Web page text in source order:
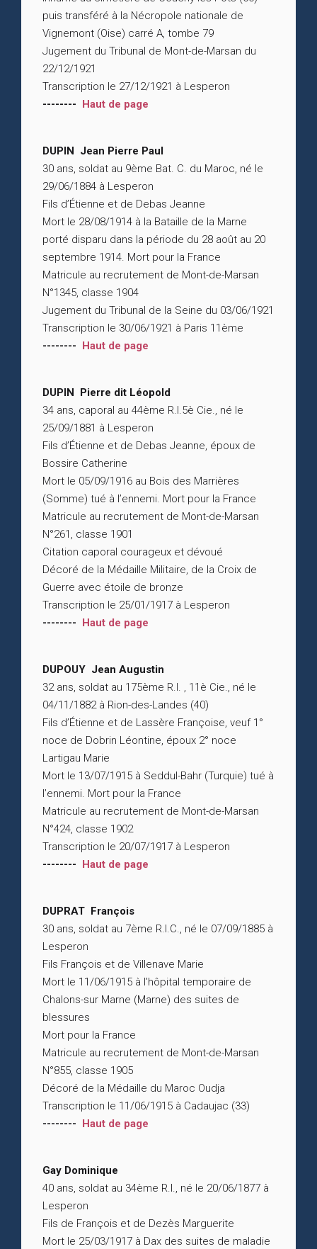
puis transféré à la Nécropole nationale de
Vignemont (Oise) carré A, tombe 79
Jugement du Tribunal de Mont-de-Marsan du
22/12/1921
Transcription le 27/12/1921 à Lesperon
-------- Haut de page
DUPIN Jean Pierre Paul
30 ans, soldat au 9ème Bat. C. du Maroc, né le
29/06/1884 à Lesperon
Fils d’Étienne et de Debas Jeanne
Mort le 28/08/1914 à la Bataille de la Marne
porté disparu dans la période du 28 août au 20
septembre 1914. Mort pour la France
Matricule au recrutement de Mont-de-Marsan
N°1345, classe 1904
Jugement du Tribunal de la Seine du 03/06/1921
Transcription le 30/06/1921 à Paris 11ème
-------- Haut de page
DUPIN Pierre dit Léopold
34 ans, caporal au 44ème R.I.5è Cie., né le
25/09/1881 à Lesperon
Fils d’Étienne et de Debas Jeanne, époux de
Bossire Catherine
Mort le 05/09/1916 au Bois des Marrières
(Somme) tué à l’ennemi. Mort pour la France
Matricule au recrutement de Mont-de-Marsan
N°261, classe 1901
Citation caporal courageux et dévoué
Décoré de la Médaille Militaire, de la Croix de
Guerre avec étoile de bronze
Transcription le 25/01/1917 à Lesperon
-------- Haut de page
DUPOUY Jean Augustin
32 ans, soldat au 175ème R.I. , 11è Cie., né le
04/11/1882 à Rion-des-Landes (40)
Fils d’Étienne et de Lassère Françoise, veuf 1°
noce de Dobrin Léontine, époux 2° noce
Lartigau Marie
Mort le 13/07/1915 à Seddul-Bahr (Turquie) tué à
l’ennemi. Mort pour la France
Matricule au recrutement de Mont-de-Marsan
N°424, classe 1902
Transcription le 20/07/1917 à Lesperon
-------- Haut de page
DUPRAT François
30 ans, soldat au 7ème R.I.C., né le 07/09/1885 à
Lesperon
Fils François et de Villenave Marie
Mort le 11/06/1915 à l’hôpital temporaire de
Chalons-sur Marne (Marne) des suites de
blessures
Mort pour la France
Matricule au recrutement de Mont-de-Marsan
N°855, classe 1905
Décoré de la Médaille du Maroc Oudja
Transcription le 11/06/1915 à Cadaujac (33)
-------- Haut de page
Gay Dominique
40 ans, soldat au 34ème R.I., né le 20/06/1877 à
Lesperon
Fils de François et de Dezès Marguerite
Mort le 25/03/1917 à Dax des suites de maladie